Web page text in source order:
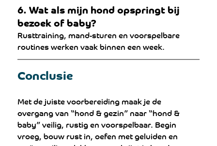
6. Wat als mijn hond opspringt bij
bezoek of baby?
Rusttraining, mand-sturen en voorspelbare
routines werken vaak binnen een week.
Conclusie
Met de juiste voorbereiding maak je de
overgang van “hond & gezin” naar “hond &
baby” veilig, rustig en voorspelbaar. Begin
vroeg, bouw rust in, oefen met geluiden en